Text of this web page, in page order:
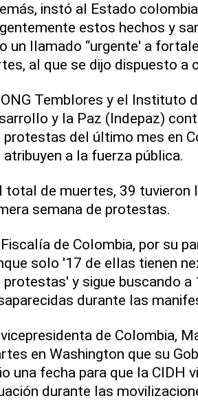
instó al Estado
estos hechos y
un llamado “urgente' a
al que se dijo dispuesto a
Temblores y el Instituto
y la Paz (Indepaz)
protestas del último mes en
atribuyen a la fuerza pública.
total de muertes, 39 tuvieron
semana de protestas.
de Colombia, por su
solo '17 de ellas tienen
protestas' y sigue buscando
durante las
de Colombia,
en Washington que su
una fecha para que la CIDH
durante las